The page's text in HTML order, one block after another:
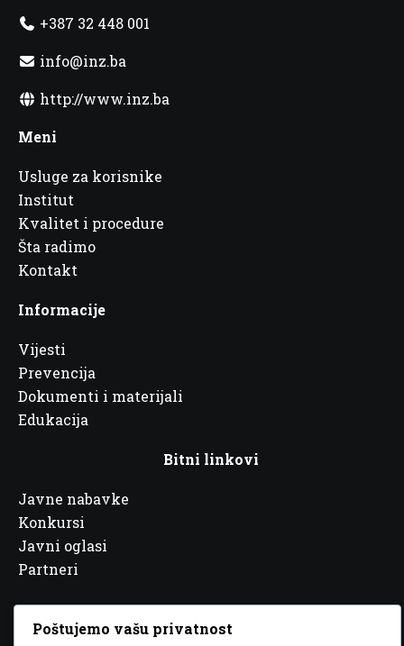
+387 32 448 001
info@inz.ba
http://www.inz.ba
Meni
Usluge za korisnike
Institut
Kvalitet i procedure
Šta radimo
Kontakt
Informacije
Vijesti
Prevencija
Dokumenti i materijali
Edukacija
Bitni linkovi
Javne nabavke
Konkursi
Javni oglasi
Partneri
Poštujemo vašu privatnost